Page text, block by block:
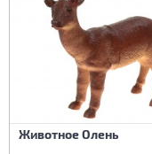
Животное Олень